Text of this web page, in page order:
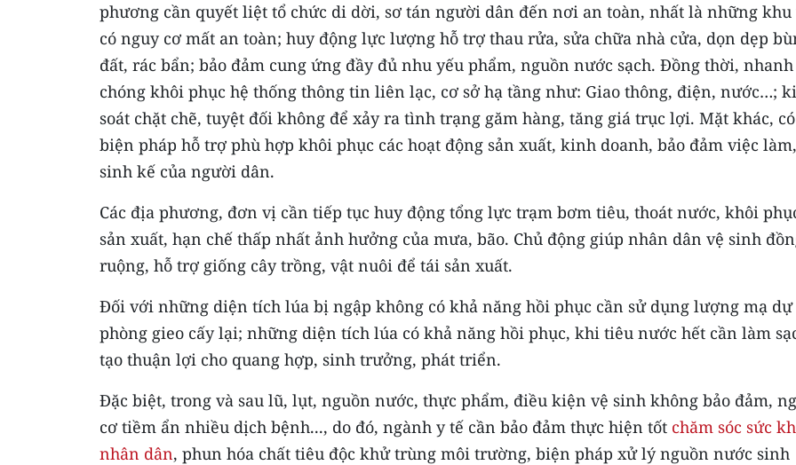
phương cần quyết liệt tổ chức di dời, sơ tán người dân đến nơi an toàn, nhất là những khu
có nguy cơ mất an toàn; huy động lực lượng hỗ trợ thau rửa, sửa chữa nhà cửa, dọn dẹp
đất, rác bẩn; bảo đảm cung ứng đầy đủ nhu yếu phẩm, nguồn nước sạch. Đồng thời, nhanh
chóng khôi phục hệ thống thông tin liên lạc, cơ sở hạ tầng như: Giao thông, điện, nước…;
soát chặt chẽ, tuyệt đối không để xảy ra tình trạng găm hàng, tăng giá trục lợi. Mặt khác, có
biện pháp hỗ trợ phù hợp khôi phục các hoạt động sản xuất, kinh doanh, bảo đảm việc làm,
sinh kế của người dân.
Các địa phương, đơn vị cần tiếp tục huy động tổng lực trạm bơm tiêu, thoát nước, khôi
sản xuất, hạn chế thấp nhất ảnh hưởng của mưa, bão. Chủ động giúp nhân dân vệ sinh
ruộng, hỗ trợ giống cây trồng, vật nuôi để tái sản xuất.
Đối với những diện tích lúa bị ngập không có khả năng hồi phục cần sử dụng lượng mạ dự
phòng gieo cấy lại; những diện tích lúa có khả năng hồi phục, khi tiêu nước hết cần làm
tạo thuận lợi cho quang hợp, sinh trưởng, phát triển.
Đặc biệt, trong và sau lũ, lụt, nguồn nước, thực phẩm, điều kiện vệ sinh không bảo đảm,
cơ tiềm ẩn nhiều dịch bệnh..., do đó, ngành y tế cần bảo đảm thực hiện tốt chăm sóc sức
nhân dân, phun hóa chất tiêu độc khử trùng môi trường, biện pháp xử lý nguồn nước sinh